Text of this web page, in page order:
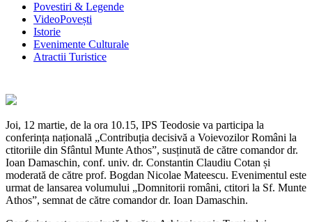
Povestiri & Legende
VideoPovești
Istorie
Evenimente Culturale
Atractii Turistice
Joi, 12 martie, de la ora 10.15, IPS Teodosie va participa la
conferința națională „Contribuția decisivă a Voievozilor Români la
ctitoriile din Sfântul Munte Athos”, susținută de către comandor dr.
Ioan Damaschin, conf. univ. dr. Constantin Claudiu Cotan și
moderată de către prof. Bogdan Nicolae Mateescu. Evenimentul este
urmat de lansarea volumului „Domnitorii români, ctitori la Sf. Munte
Athos”, semnat de către comandor dr. Ioan Damaschin.